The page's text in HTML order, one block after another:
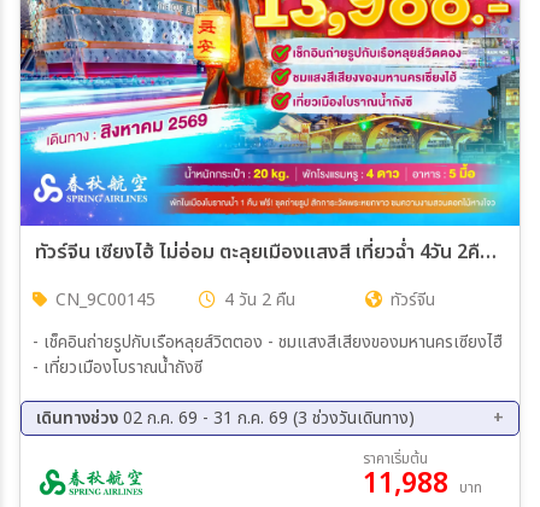
ทัวร์จีน เซียงไฮ้ ไม่อ่อม ตะลุยเมืองแสงสี เที่ยวฉ่ำ 4วัน 2คืน (9C)
CN_9C00145 4 วัน 2 คืน
ทัวร์จีน
- เช็คอินถ่ายรูปกับเรือหลุยส์วิตตอง - ชมแสงสีเสียงของมหานครเซียงไฮื
- เที่ยวเมืองโบราณน้ำถังซี
เดินทางช่วง02 ก.ค. 69 - 31 ก.ค. 69 (3 ช่วงวันเดินทาง)
13 ส.ค. 69 - 16 ส.ค. 69
19 ส.ค. 69 - 22 ส.ค. 69
ราคาเริ่มต้น
11,988 บาท